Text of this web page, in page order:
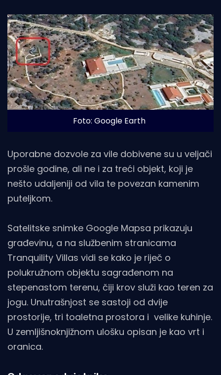
Foto: Google Earth
Uporabne dozvole za vile dobivene su u veljači
prošle godine, ali ne i za treći objekt, koji je
nešto udaljeniji od vila te povezan kamenim
puteljkom.
Satelitske snimke Google Mapsa prikazuju
građevinu, a na službenim stranicama
Tranquility Villas vidi se kako je riječ o
polukružnom objektu sagrađenom na
stepenastom terenu, čiji krov služi kao teren za
jogu. Unutrašnjost se sastoji od dvije
prostorije, tri toaletna prostora i velike kuhinje.
U zemljišnoknjižnom ulošku opisan je kao vrt i
oranica.